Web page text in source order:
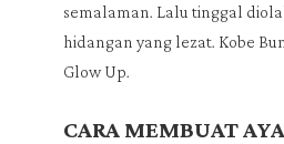
semalaman. Lalu tinggal
hidangan yang lezat. Kobe
Glow Up.
CARA MEMBUAT